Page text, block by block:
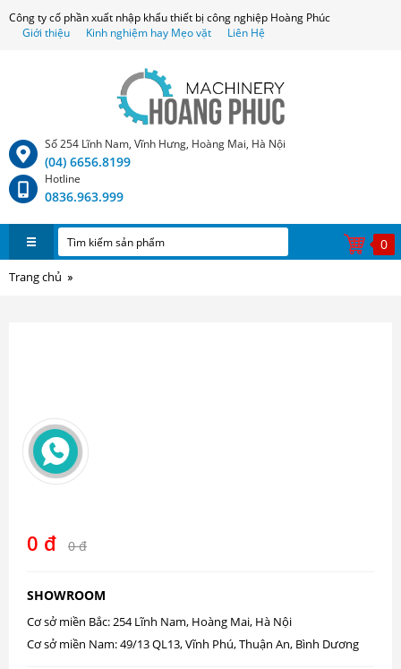
Công ty cổ phần xuất nhập khẩu thiết bị công nghiệp Hoàng Phúc
Giới thiệu
Kinh nghiệm hay Mẹo vặt Liên Hệ
Số 254 Lĩnh Nam, Vĩnh Hưng, Hoàng Mai, Hà Nội
(04) 6656.8199
Hotline
0836.963.999
0
Trang chủ
0 đ 0 đ
SHOWROOM
Cơ sở miền Bắc: 254 Lĩnh Nam, Hoàng Mai, Hà Nội
Cơ sở miền Nam: 49/13 QL13, Vĩnh Phú, Thuận An, Bình Dương